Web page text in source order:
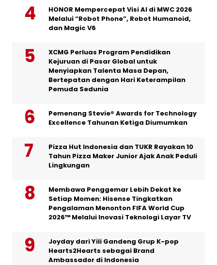
HONOR Mempercepat Visi AI di MWC 2026
Melalui “Robot Phone”, Robot Humanoid,
dan Magic V6
XCMG Perluas Program Pendidikan
Kejuruan di Pasar Global untuk
Menyiapkan Talenta Masa Depan,
Bertepatan dengan Hari Keterampilan
Pemuda Sedunia
Pemenang Stevie® Awards for Technology
Excellence Tahunan Ketiga Diumumkan
Pizza Hut Indonesia dan TUKR Rayakan 10
Tahun Pizza Maker Junior Ajak Anak Peduli
Lingkungan
Membawa Penggemar Lebih Dekat ke
Setiap Momen: Hisense Tingkatkan
Pengalaman Menonton FIFA World Cup
2026™ Melalui Inovasi Teknologi Layar TV
Joyday dari Yili Gandeng Grup K-pop
Hearts2Hearts sebagai Brand
Ambassador di Indonesia